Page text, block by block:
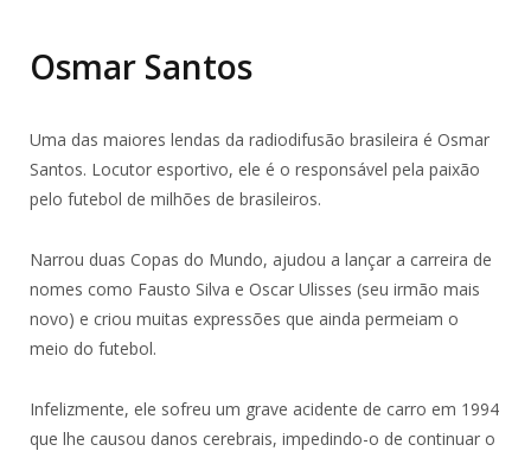
Osmar Santos
Uma das maiores lendas da radiodifusão brasileira é Osmar
Santos. Locutor esportivo, ele é o responsável pela paixão
pelo futebol de milhões de brasileiros.
Narrou duas Copas do Mundo, ajudou a lançar a carreira de
nomes como Fausto Silva e Oscar Ulisses (seu irmão mais
novo) e criou muitas expressões que ainda permeiam o
meio do futebol.
Infelizmente, ele sofreu um grave acidente de carro em 1994
que lhe causou danos cerebrais, impedindo-o de continuar o